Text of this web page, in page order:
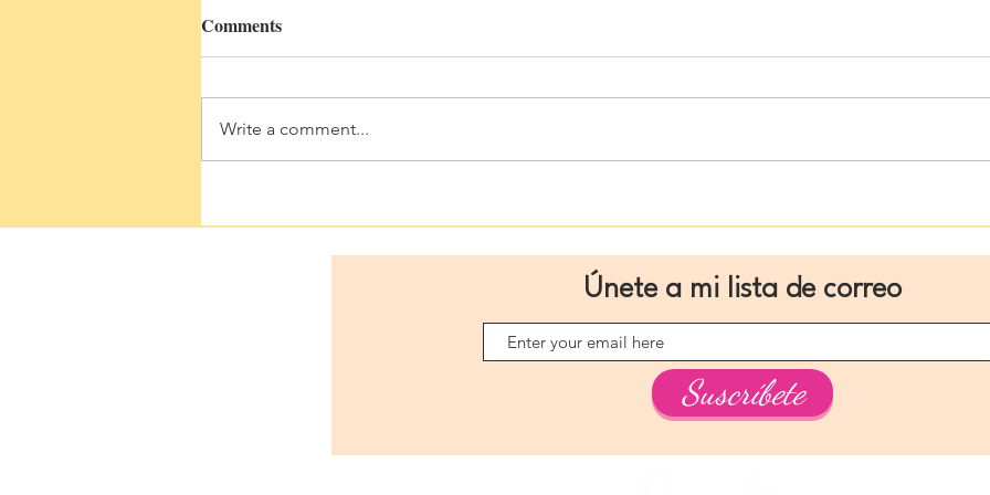
Necesidades Especiales -
Regalo a Olga Ojeda
Agenda Planner 2026
Viva
Comments
Write a comment...
Únete a mi lista de correo
Suscríbete